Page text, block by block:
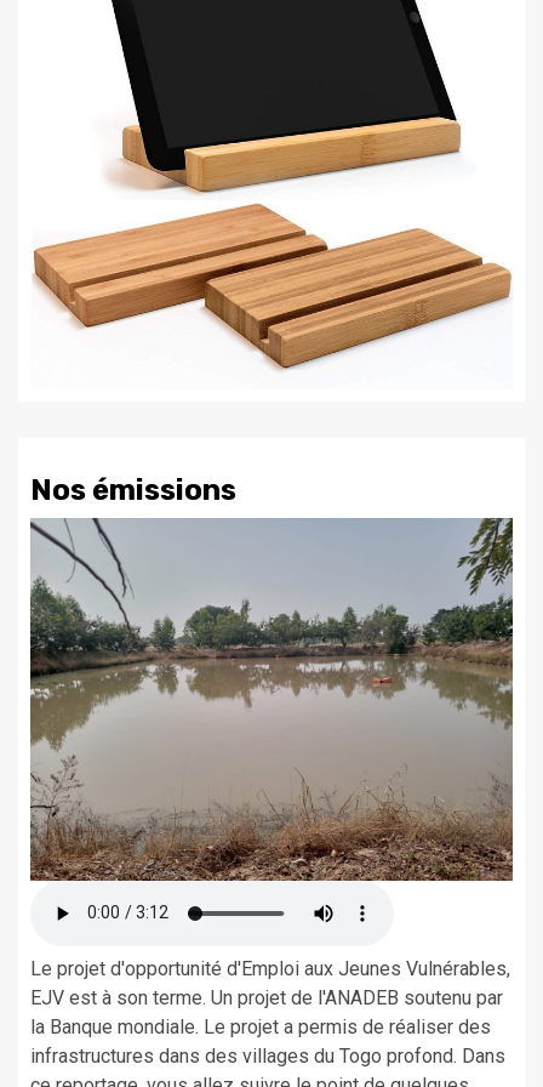
Nos émissions
Le projet d'opportunité d'Emploi aux Jeunes Vulnérables,
EJV est à son terme. Un projet de l'ANADEB soutenu par
la Banque mondiale. Le projet a permis de réaliser des
infrastructures dans des villages du Togo profond. Dans